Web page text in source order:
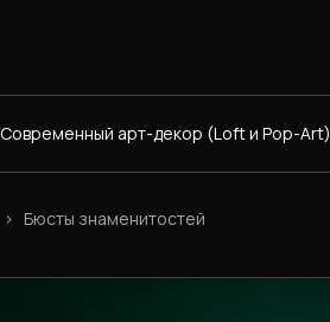
Современный арт-декор (Loft и Pop-Art)
Бюсты знаменитостей
›